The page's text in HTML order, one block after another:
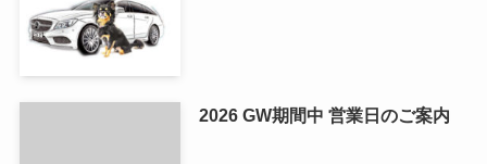
2026 GW期間中 営業日のご案内